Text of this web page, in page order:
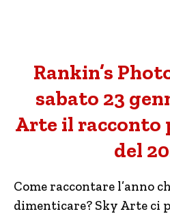
Rankin’s
sabato 23
Arte il racconto
del
Come raccontare l’anno
dimenticare? Sky Arte ci